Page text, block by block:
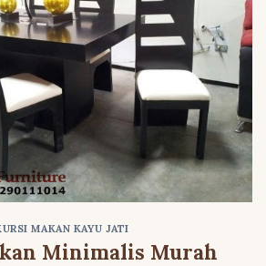
MAKAN KAYU JATI
Minimalis Murah